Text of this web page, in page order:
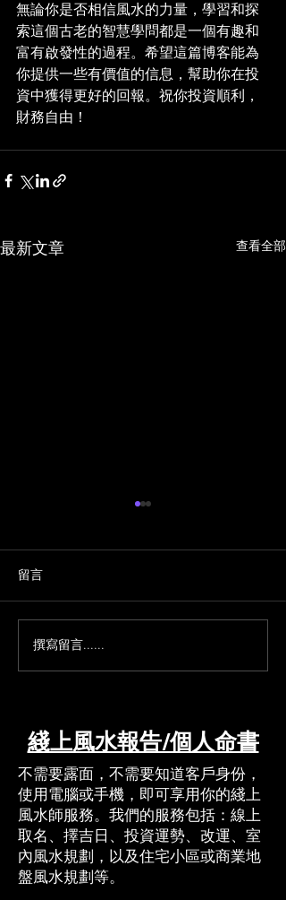
無論你是否相信風水的力量，學習和探
索這個古老的智慧學問都是一個有趣和
富有啟發性的過程。希望這篇博客能為
你提供一些有價值的信息，幫助你在投
資中獲得更好的回報。祝你投資順利，
財務自由！
最新文章 查看全部
Mining Site Feng Shui:
留言
撰寫留言......
綫上風水報告/個人命書
​​不需要露面，不需要知道客戶身份，
使用電腦或手機，即可享用你的綫上
風水師服務。我們的服務包括：線上
取名、擇吉日、投資運勢、改運、室
內風水規劃，以及住宅小區或商業地
盤風水規劃等。​